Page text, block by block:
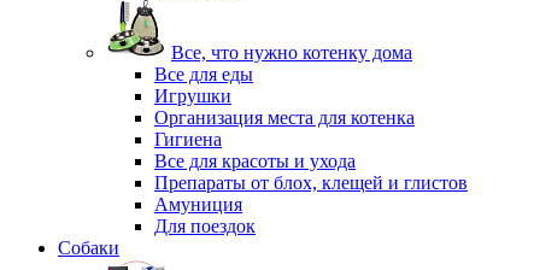
Все, что нужно котенку дома
Все для еды
Игрушки
Организация места для котенка
Гигиена
Все для красоты и ухода
Препараты от блох, клещей и глистов
Амуниция
Для поездок
Собаки